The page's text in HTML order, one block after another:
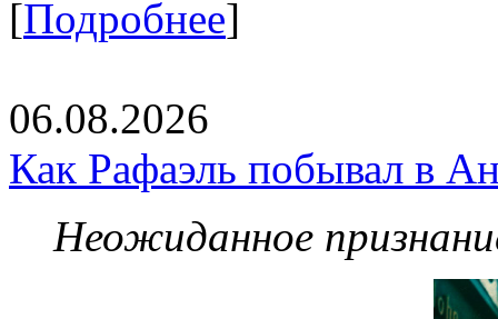
[Подробнее]
06.08.2026
Как Рафаэль побывал в
Неожиданное